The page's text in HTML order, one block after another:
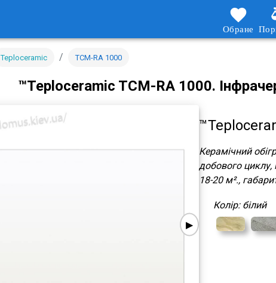
Обране
Teploceramic / TCM-RA 1000
™Teploceramic TCM-RA 1000.
▶
Керамічний
добового циклу,
18-20 м².,
Колір: білий